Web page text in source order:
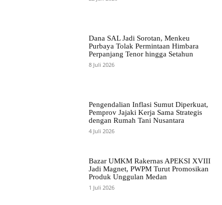
Dana SAL Jadi Sorotan, Menkeu
Purbaya Tolak Permintaan Himbara
Perpanjang Tenor hingga Setahun
8 Juli 2026
Pengendalian Inflasi Sumut Diperkuat,
Pemprov Jajaki Kerja Sama Strategis
dengan Rumah Tani Nusantara
4 Juli 2026
Bazar UMKM Rakernas APEKSI XVIII
Jadi Magnet, PWPM Turut Promosikan
Produk Unggulan Medan
1 Juli 2026